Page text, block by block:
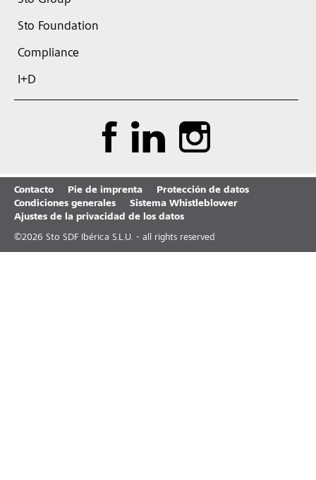
Sto Foundation
Compliance
I+D
Contacto Pie de imprenta
Protección de datos
Condiciones generales
Sistema Whistleblower
Ajustes de la privacidad de los datos
©2026 Sto SDF Ibérica S.L.U. - all rights reserved